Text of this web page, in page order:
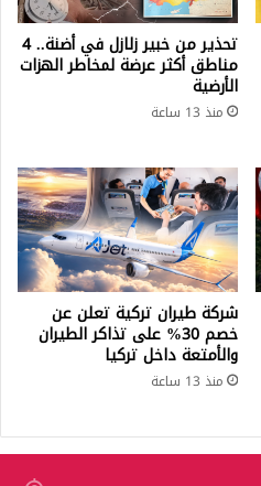
تحذير من خبير زلازل في أضنة.. 4
مناطق أكثر عرضة لمخاطر الهزات
الأرضية
منذ 13 ساعة
شركة طيران تركية تعلن عن
خصم 30% على تذاكر الطيران
والأمتعة داخل تركيا
منذ 13 ساعة